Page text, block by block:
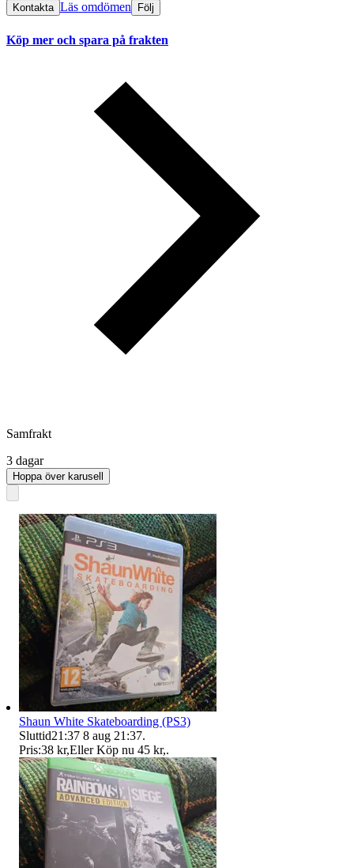
Kontakta Läs omdömen Följ
Köp mer och spara på frakten
Samfrakt
3 dagar
Hoppa över karusell
Shaun White Skateboarding (PS3)
Sluttid21:37 8 aug 21:37.
Pris:38 kr,Eller Köp nu 45 kr,.